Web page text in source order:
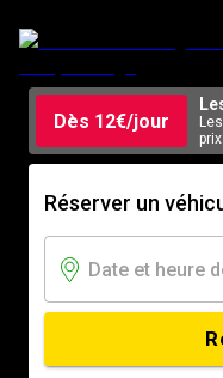
Dès 12€/jour
Réserver un